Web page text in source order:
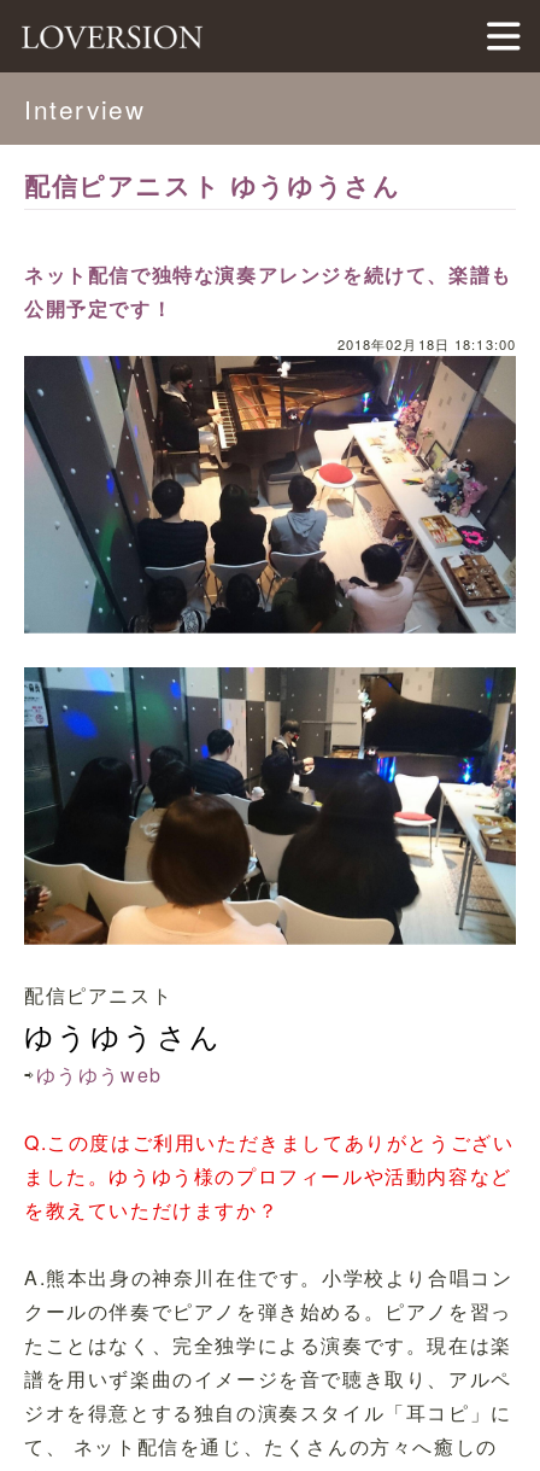
LOVERSION（ラバージョン）
Interview
配信ピアニスト ゆうゆうさん
ネット配信で独特な演奏アレンジを続けて、楽譜も
公開予定です！
2018年02月18日 18:13:00
配信ピアニスト
ゆうゆうさん
⇨ゆうゆうweb
Q.この度はご利用いただきましてありがとうござい
ました。ゆうゆう様のプロフィールや活動内容など
を教えていただけますか？
A.熊本出身の神奈川在住です。小学校より合唱コン
クールの伴奏でピアノを弾き始める。ピアノを習っ
たことはなく、完全独学による演奏です。現在は楽
譜を用いず楽曲のイメージを音で聴き取り、アルペ
ジオを得意とする独自の演奏スタイル「耳コピ」に
て、 ネット配信を通じ、たくさんの方々へ癒しの